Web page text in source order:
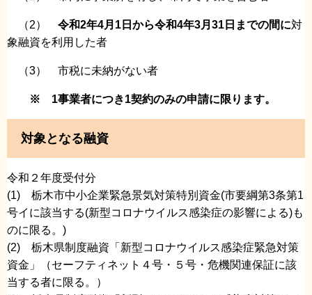
（2） 令和2年4月1日から令和4年3月31日までの間に対
象融資を利用した者
（3） 市税に未納がない者
※ 1事業者につき1契約のみの申請に限ります。
対象となる融資
令和２年度受付分
(1) 栃木市中小企業緊急景気対策特別資金(市要綱第3条第1
号イに該当する(新型コロナウイルス感染症の影響による)も
のに限る。)
(2) 栃木県制度融資「新型コロナウイルス感染症緊急対策
資金」（セーフティネット４号・５号・危機関連保証に該
当する者に限る。）